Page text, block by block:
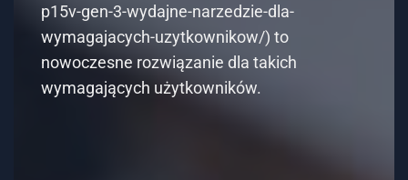
p15v-gen-3-wydajne-narzedzie-dla-
wymagajacych-uzytkownikow/) to
nowoczesne rozwiązanie dla takich
wymagających użytkowników.